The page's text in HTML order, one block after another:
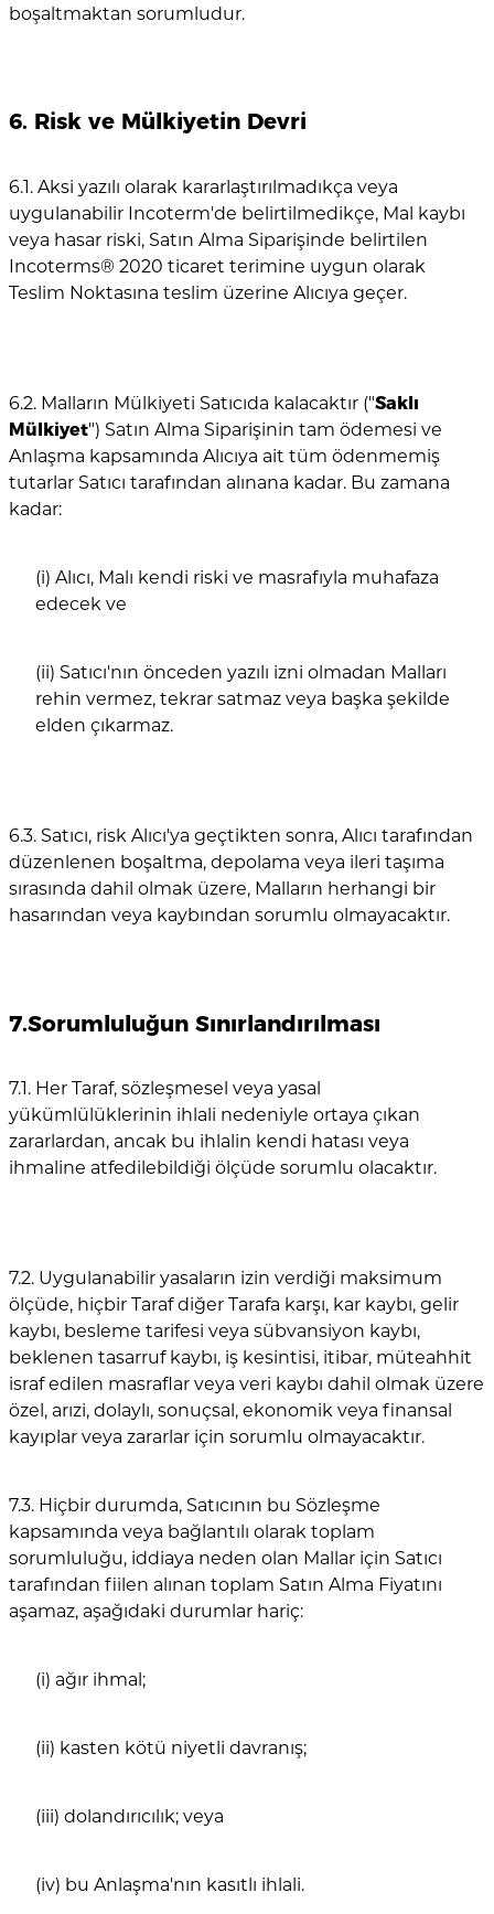
boşaltmaktan sorumludur.
6. Risk ve Mülkiyetin Devri
6.1. Aksi yazılı olarak kararlaştırılmadıkça veya
uygulanabilir Incoterm'de belirtilmedikçe, Mal kaybı
veya hasar riski, Satın Alma Siparişinde belirtilen
Incoterms® 2020 ticaret terimine uygun olarak
Teslim Noktasına teslim üzerine Alıcıya geçer.
6.2. Malların Mülkiyeti Satıcıda kalacaktır ("Saklı
Mülkiyet") Satın Alma Siparişinin tam ödemesi ve
Anlaşma kapsamında Alıcıya ait tüm ödenmemiş
tutarlar Satıcı tarafından alınana kadar. Bu zamana
kadar:
(i) Alıcı, Malı kendi riski ve masrafıyla muhafaza
edecek ve
(ii) Satıcı'nın önceden yazılı izni olmadan Malları
rehin vermez, tekrar satmaz veya başka şekilde
elden çıkarmaz.
6.3. Satıcı, risk Alıcı'ya geçtikten sonra, Alıcı tarafından
düzenlenen boşaltma, depolama veya ileri taşıma
sırasında dahil olmak üzere, Malların herhangi bir
hasarından veya kaybından sorumlu olmayacaktır.
7.Sorumluluğun Sınırlandırılması
7.1. Her Taraf, sözleşmesel veya yasal
yükümlülüklerinin ihlali nedeniyle ortaya çıkan
zararlardan, ancak bu ihlalin kendi hatası veya
ihmaline atfedilebildiği ölçüde sorumlu olacaktır.
7.2. Uygulanabilir yasaların izin verdiği maksimum
ölçüde, hiçbir Taraf diğer Tarafa karşı, kar kaybı, gelir
kaybı, besleme tarifesi veya sübvansiyon kaybı,
beklenen tasarruf kaybı, iş kesintisi, itibar, müteahhit
israf edilen masraflar veya veri kaybı dahil olmak üzere
özel, arızi, dolaylı, sonuçsal, ekonomik veya finansal
kayıplar veya zararlar için sorumlu olmayacaktır.
7.3. Hiçbir durumda, Satıcının bu Sözleşme
kapsamında veya bağlantılı olarak toplam
sorumluluğu, iddiaya neden olan Mallar için Satıcı
tarafından fiilen alınan toplam Satın Alma Fiyatını
aşamaz, aşağıdaki durumlar hariç:
(i) ağır ihmal;
(ii) kasten kötü niyetli davranış;
(iii) dolandırıcılık; veya
(iv) bu Anlaşma'nın kasıtlı ihlali.